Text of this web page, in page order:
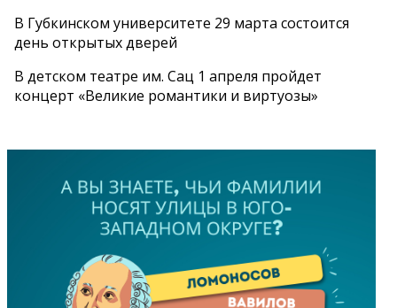
В Губкинском университете 29 марта состоится
день открытых дверей
В детском театре им. Сац 1 апреля пройдет
концерт «Великие романтики и виртуозы»